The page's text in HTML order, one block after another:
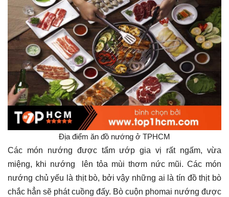
Địa điểm ăn đồ nướng ở TPHCM
Các món nướng được tẩm ướp gia vị rất ngấm, vừa
miệng, khi nướng lên tỏa mùi thơm nức mũi. Các món
nướng chủ yếu là thịt bò, bởi vậy những ai là tín đồ thịt bò
chắc hẳn sẽ phát cuồng đấy. Bò cuộn phomai nướng được